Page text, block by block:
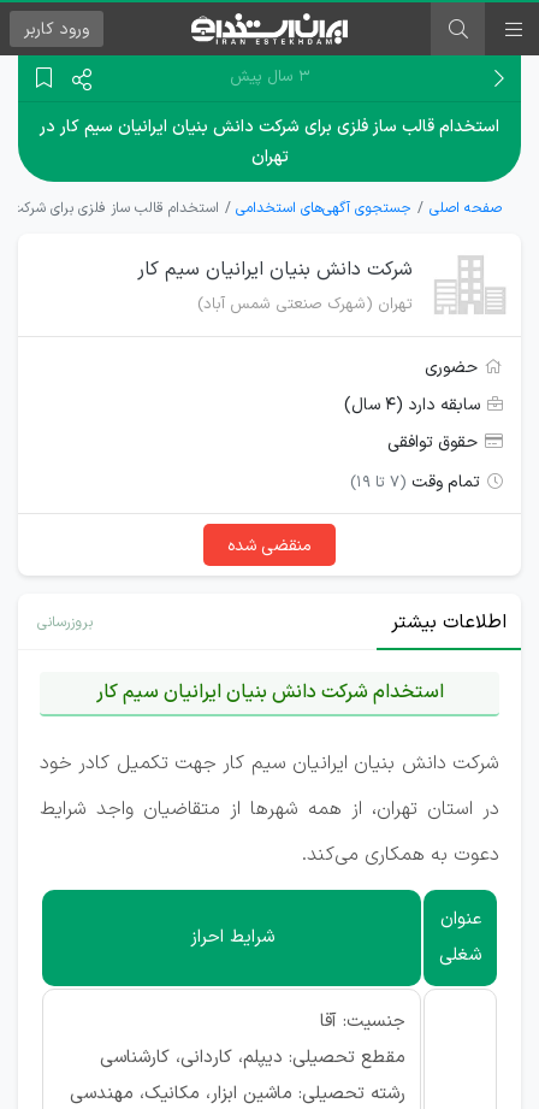
ورود کاربر
۳ سال پیش
استخدام قالب ساز فلزی برای شرکت دانش بنیان ایرانیان سیم کار در
تهران
صفحه اصلی جستجوی آگهی‌های استخدامی استخدام قالب ساز فلزی برای شرکت
شرکت دانش بنیان ایرانیان سیم کار
تهران (شهرک صنعتی شمس آباد)
حضوری
سابقه دارد (۴ سال)
حقوق توافقی
تمام وقت (7 تا 19)
منقضی شده
اطلاعات بیشتر بروزرسانی
استخدام شرکت دانش بنیان ایرانیان سیم کار
شرکت دانش بنیان ایرانیان سیم کار جهت تکمیل کادر خود
در استان تهران، از همه شهرها از متقاضیان واجد شرایط
دعوت به همکاری می‌کند.
عنوان
شغلی
شرایط احراز
جنسیت: آقا
مقطع تحصیلی: دیپلم، کاردانی، کارشناسی
رشته تحصیلی: ماشین ابزار، مکانیک، مهندسی